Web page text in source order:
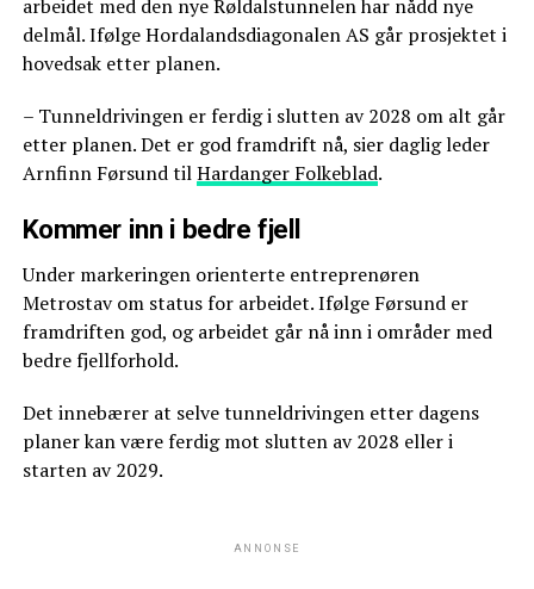
arbeidet med den nye Røldalstunnelen har nådd nye
delmål. Ifølge Hordalandsdiagonalen AS går prosjektet i
hovedsak etter planen.
– Tunneldrivingen er ferdig i slutten av 2028 om alt går
etter planen. Det er god framdrift nå, sier daglig leder
Arnfinn Førsund tilHardanger Folkeblad.
Kommer inn i bedre fjell
Under markeringen orienterte entreprenøren
Metrostav om status for arbeidet. Ifølge Førsund er
framdriften god, og arbeidet går nå inn i områder med
bedre fjellforhold.
Det innebærer at selve tunneldrivingen etter dagens
planer kan være ferdig mot slutten av 2028 eller i
starten av 2029.
ANNONSE